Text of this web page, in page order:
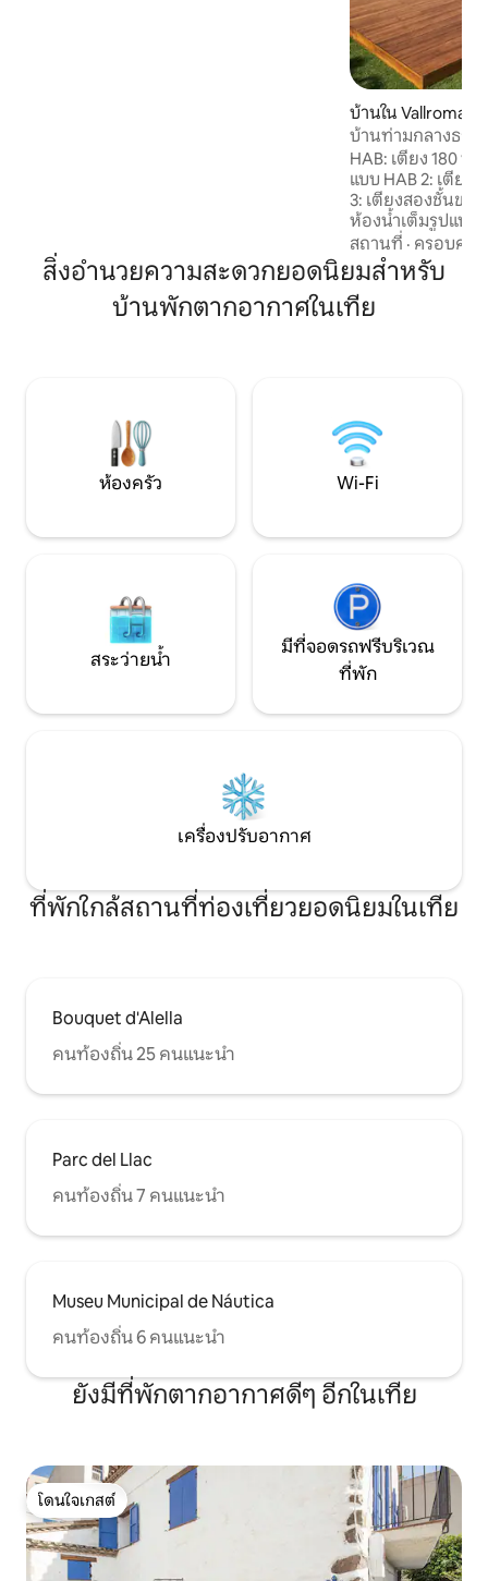
บ้านใน
บ้านท่ามกลางธรร
HAB: เตียง 180 ซ
แบบ HAB 2: เตียง
3: เตียงสองชั้นขน
ห้องน้ำเต็มรูปแบบ 2 ห้อง ห้ามผู้
เข้าพัก ผู้เข้าพักต้อ
จะมีการเรียกเก็บเ
ห้ามจัดปาร์ตี้และ
ที่พักสำหรับผู้ที่กำลั
สถานที่ · ครอบครัว
สิ่งอำนวยความสะดวกยอดนิยมสำหรับ
บ้านพักตากอากาศในเทีย
ห้องครัว Wi-Fi
สระว่ายน้ำ
มีที่จอดรถฟรีบริเวณ
ที่พัก
เครื่องปรับอากาศ
ที่พักใกล้สถานที่ท่องเที่ยวยอดนิยมในเทีย
Bouquet d'Alella
คนท้องถิ่น 25 คนแนะนำ
Parc del Llac
คนท้องถิ่น 7 คนแนะนำ
Museu Municipal de Náutica
คนท้องถิ่น 6 คนแนะนำ
ยังมีที่พักตากอากาศดีๆ อีกในเทีย
โดนใจเกสต์
โดนใจเกสต์